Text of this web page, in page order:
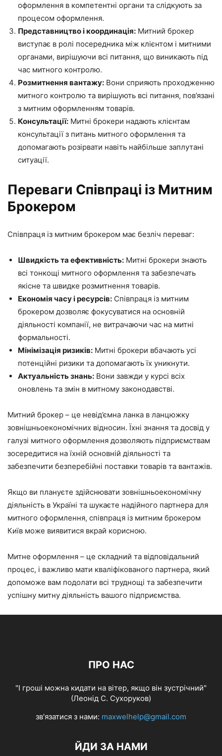
оформлення в компетентні органи та слідкують за
процесом оформлення.
Представництво і координація: Митний брокер
виступає в ролі посередника між клієнтом і митними
органами, вирішуючи всі питання, що виникають під
час митного контролю.
Розмитнення вантажу: Вони сприяють проходженню
митного контролю та вирішують всі питання, пов’язані
з митним оформленням товарів.
Консультації: Митні брокери надають клієнтам
консультації з питань митного оформлення та
допомагають розірвати навіть найбільше заплутані
ситуації.
Переваги Співпраці із Митним
Брокером
Співпраця із митним брокером має безліч переваг:
Швидкість та ефективність: Митні брокери знають
всі тонкощі митного оформлення та забезпечать
якісне та швидке розмитнення товарів.
Економія часу і ресурсів: Співпраця із митним
брокером дозволяє фокусуватися на основній
діяльності компанії, не витрачаючи час на митні
формальності.
Мінімізація ризиків: Митні брокери вбачають усі
потенційні ризики та допомагають їх уникнути.
Актуальність знань: Вони завжди у курсі всіх
оновлень та змін в митному законодавстві.
Митний брокер – це невід’ємна ланка в ланцюжку
зовнішньоекономічних відносин. Їхні знання та досвід у
галузі митного оформлення дозволяють підприємствам
зосередитися на їхній основній діяльності та
забезпечити безперебійні поставки товарів та вантажів.
Якщо ви плануєте здійснювати зовнішньоекономічну
діяльність в Україні та шукаєте надійного партнера для
митного оформлення, співпраця із митним брокером
Київ може виявитися вкрай корисною.
Митне оформлення – це складний та відповідальний
процес, і важливо мати кваліфікованого партнера, який
допоможе вам подолати всі труднощі та забезпечити
успішну митну діяльність вашого підприємства.
ПРО НАС
"І гроші можна кидати на вітер, якщо він зустрічний"
(Леонід С. Сухоруков)
зв'язатися з нами: maxwelhelp@gmail.com
ЙДИ ЗА НАМИ